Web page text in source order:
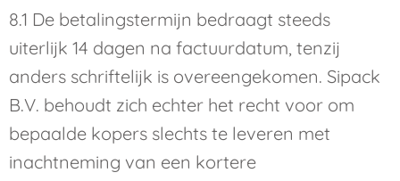
8.1 De betalingstermijn bedraagt steeds
uiterlijk 14 dagen na factuurdatum, tenzij
anders schriftelijk is overeengekomen. Sipack
B.V. behoudt zich echter het recht voor om
bepaalde kopers slechts te leveren met
inachtneming van een kortere